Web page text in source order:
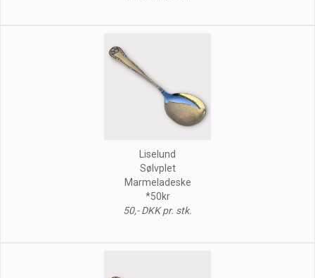
Liselund
Sølvplet
Marmeladeske
*50kr
50,- DKK pr. stk.